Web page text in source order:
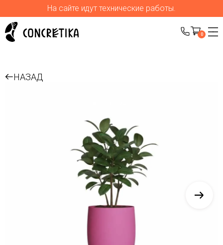
На сайте идут технические работы.
0
НАЗАД